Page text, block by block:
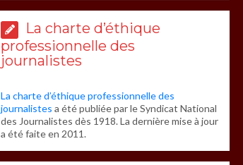
La charte d’éthique
professionnelle des
journalistes
La charte d’éthique professionnelle des
journalistes a été publiée par le Syndicat National
des Journalistes dès 1918. La dernière mise à jour
a été faite en 2011.